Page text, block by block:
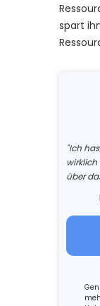
spart
"Ich
über